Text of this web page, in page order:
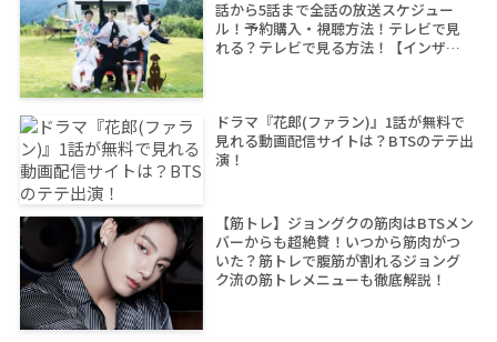
話から5話まで全話の放送スケジュー
ル！予約購入・視聴方法！テレビで見
れる？テレビで見る方法！【インザス
ドラマ『花郎(ファラン)』1話が無料で
見れる動画配信サイトは？BTSのテテ出
演！
【筋トレ】ジョングクの筋肉はBTSメン
バーからも超絶賛！いつから筋肉がつ
いた？筋トレで腹筋が割れるジョング
ク流の筋トレメニューも徹底解説！